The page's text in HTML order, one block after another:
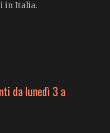
in Italia.
da lunedì 3 a